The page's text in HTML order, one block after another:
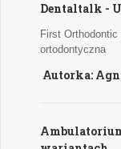
Dentaltalk -
First
ortodontyczna
Autorka: